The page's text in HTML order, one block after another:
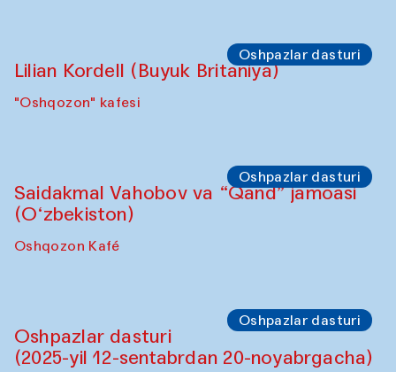
Oshpazlar dasturi
Lilian Kordell (Buyuk Britaniya)
"Oshqozon" kafesi
Oshpazlar dasturi
Saidakmal Vahobov va “Qand” jamoasi
(O‘zbekiston)
Oshqozon Kafé
Oshpazlar dasturi
Oshpazlar dasturi
(2025-yil 12-sentabrdan 20-noyabrgacha)